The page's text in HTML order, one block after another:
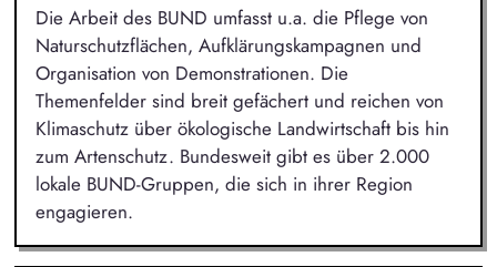
Die Arbeit des BUND umfasst u.a. die Pflege von
Naturschutzflächen, Aufklärungskampagnen und
Organisation von Demonstrationen. Die
Themenfelder sind breit gefächert und reichen von
Klimaschutz über ökologische Landwirtschaft bis hin
zum Artenschutz. Bundesweit gibt es über 2.000
lokale BUND-Gruppen, die sich in ihrer Region
engagieren.